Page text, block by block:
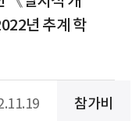
년 추계 학
참가비